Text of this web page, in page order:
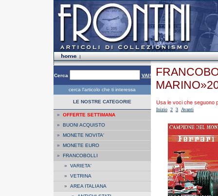
Cerca VAI!
cerca l'articolo che ti interessa
LE NOSTRE CATEGORIE
» OFFERTE SETTIMANA
» BUONI ACQUISTO
» MONETE NOVITA'
» MONETE EURO
» FRANCOBOLLI
» VARIETA'
» VETRINA
» AREA ITALIANA
Usa le voci che seguono
Inizio 2 3 Avanti